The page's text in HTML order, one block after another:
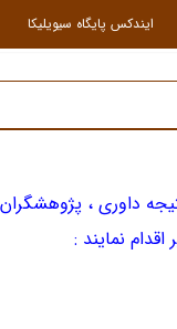
ایندکس پایگاه سیویلیکا
داوری ،
نمایند :